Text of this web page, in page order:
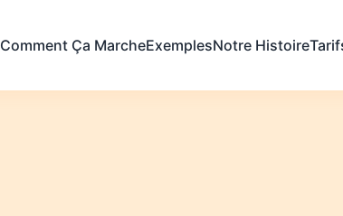
Comment Ça MarcheExemplesNotre Histoire